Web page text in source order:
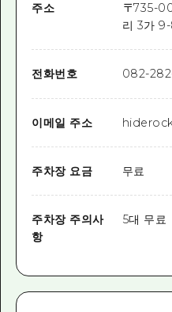
주소 〒735-
리 3가
전화번호 082-
이메일 주소
주차장 요금 무료
주차장 주의사
항
5대 무료